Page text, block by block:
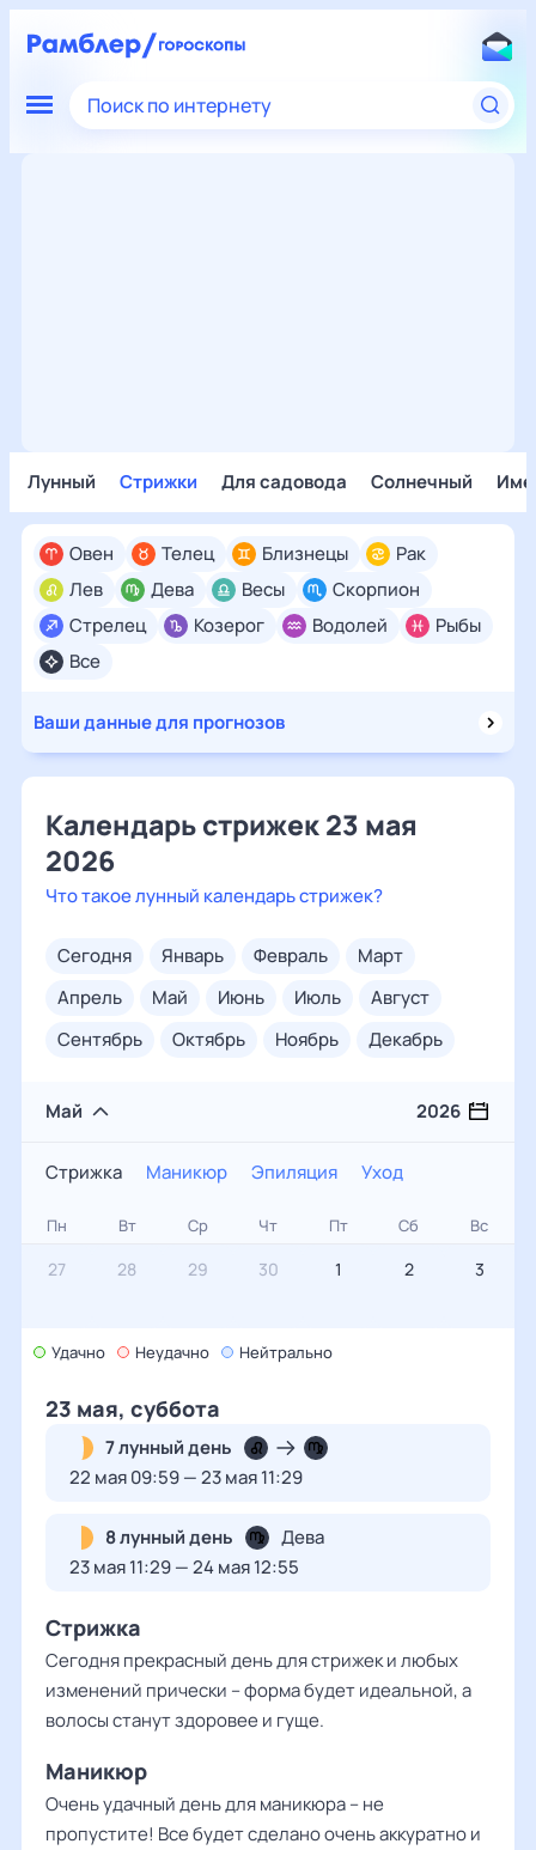
Поиск по интернету
Лунный Стрижки Для садовода Солнечный
Все
Овен Телец Близнецы
Рак
Лев
Дева Весы
Скорпион
Стрелец
Козерог Водолей Рыбы
Ваши данные для прогнозов
Календарь стрижек 23 мая
2026
Что такое лунный календарь стрижек?
сегодня январь февраль
март
апрель
май июнь июль
август
сентябрь
октябрь ноябрь декабрь
Май 2026
Стрижка Маникюр Эпиляция Уход
Стрижка
Маникюр
Пн Вт Ср Чт Пт Сб Вс
27 28 29 30 1 2 3
4 5 6 7
14
21
Удачно Неудачно Нейтрально
23 мая, суббота
7 лунный день
22 мая 09:59 — 23 мая 11:29
8 лунный день
Дева
23 мая 11:29 — 24 мая 12:55
Стрижка
Сегодня прекрасный день для стрижек и любых
изменений прически – форма будет идеальной, а
волосы станут здоровее и гуще.
Маникюр
Очень удачный день для маникюра – не
пропустите! Все будет сделано очень аккуратно и